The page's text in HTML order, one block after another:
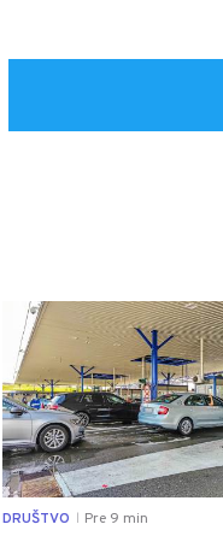
DRUŠTVO Pre 9 min